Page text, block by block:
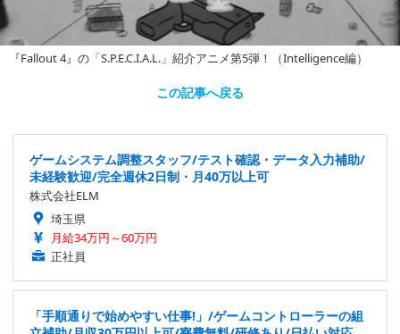
『Fallout 4』の「S.P.E.C.I.A.L.」紹介アニメ第5弾！（Intelligence編）
この記事へ戻る
ゲームシステム調整スタッフ/テスト確認・データ入力補助/
未経験歓迎/完全週休2日制・月40万以上可
株式会社ELM
埼玉県
月給34万円～60万円
正社員
「手順通りで始めやすい仕事!」/ゲームコントローラーの組